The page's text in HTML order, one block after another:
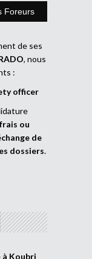
Foreurs
de ses
, nous
:
officer
ou
de
dossiers.
à Koubri